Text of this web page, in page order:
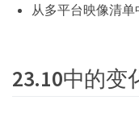
从多平台映像清单
23.10中的变